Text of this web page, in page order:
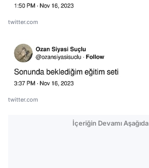
twitter.com
twitter.com
İçeriğin Devamı Aşağıda